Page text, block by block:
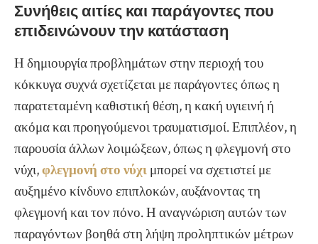
Συνήθεις αιτίες και παράγοντες που
επιδεινώνουν την κατάσταση
Η δημιουργία προβλημάτων στην περιοχή του
κόκκυγα συχνά σχετίζεται με παράγοντες όπως η
παρατεταμένη καθιστική θέση, η κακή υγιεινή ή
ακόμα και προηγούμενοι τραυματισμοί. Επιπλέον, η
παρουσία άλλων λοιμώξεων, όπως η φλεγμονή στο
νύχι,φλεγμονή στο νύχι μπορεί να σχετιστεί με
αυξημένο κίνδυνο επιπλοκών, αυξάνοντας τη
φλεγμονή και τον πόνο. Η αναγνώριση αυτών των
παραγόντων βοηθά στη λήψη προληπτικών μέτρων